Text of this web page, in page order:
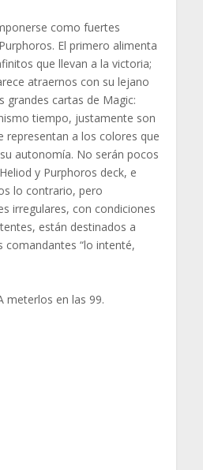
como fuertes
El primero alimenta
que llevan a la victoria;
atraernos con su lejano
grandes cartas de Magic:
tiempo, justamente son
representan a los colores que
autonomía. No serán pocos
y Purphoros deck, e
lo contrario, pero
irregulares, con condiciones
están destinados a
comandantes “lo intenté,
meterlos en las 99.